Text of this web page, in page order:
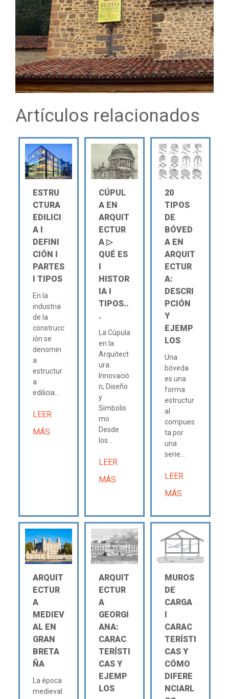
Artículos relacionados
ESTRU
CTURA
EDILICI
A Ι
DEFINI
CIÓN Ι
PARTES
Ι TIPOS
En la
industria
de la
construcc
ión se
denomin
a
estructur
a
edilicia...
LEER
MÁS
CÚPUL
A EN
ARQUIT
ECTUR
A ▷
QUÉ ES
Ι
HISTOR
IA Ι
TIPOS..
.
La Cúpula
en la
Arquitect
ura:
Innovació
n, Diseño
y
Simbolis
mo
Desde
los...
LEER
MÁS
20
TIPOS
DE
BÓVED
A EN
ARQUIT
ECTUR
A:
DESCRI
PCIÓN
Y
EJEMP
LOS
Una
bóveda
es una
forma
estructur
al
compues
ta por
una
serie...
LEER
MÁS
ARQUIT
ECTUR
A
MEDIEV
AL EN
GRAN
BRETA
ÑA
La época
medieval
ARQUIT
ECTUR
A
GEORGI
ANA:
CARAC
TERÍSTI
CAS Y
EJEMP
LOS
MUROS
DE
CARGA
Ι
CARAC
TERÍSTI
CAS Y
CÓMO
DIFERE
NCIARL